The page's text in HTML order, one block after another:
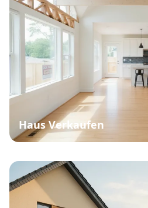
Haus Verkaufen